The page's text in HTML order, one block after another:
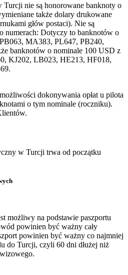
nie są honorowane banknoty o
także dolary drukowane
głów postaci). Nie są
numerach: Dotyczy to banknotów o
MA383, PL647, PB240,
banknotów o nominale 100 USD z
KJ202, LB023, HE213, HF018,
dokonywania opłat u pilota
o tym nominale (roczniku).
w Turcji trwa od początku
możliwy na podstawie paszportu
powinien być ważny cały
powinien być ważny co najmniej
do Turcji, czyli 60 dni dłużej niż